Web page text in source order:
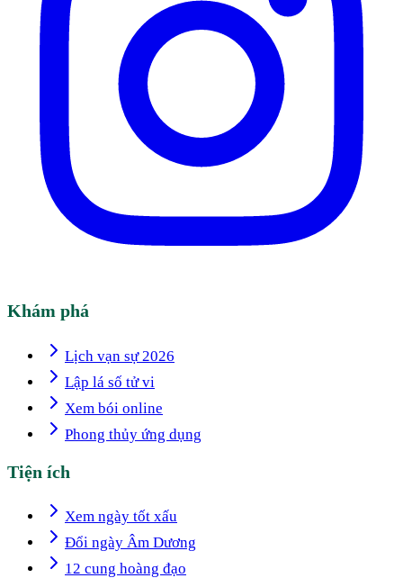
Khám phá
Lịch vạn sự 2026
Lập lá số tử vi
Xem bói online
Phong thủy ứng dụng
Tiện ích
Xem ngày tốt xấu
Đổi ngày Âm Dương
12 cung hoàng đạo